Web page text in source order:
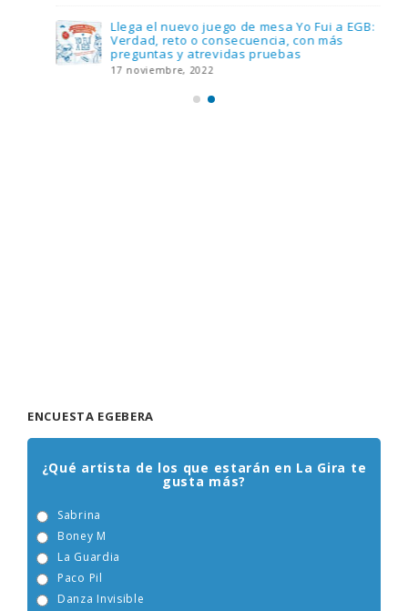
Llega el nuevo juego de mesa Yo Fui a EGB:
Verdad, reto o consecuencia, con más
preguntas y atrevidas pruebas
17 noviembre, 2022
¿Qué artista de los que estarán en La Gira te
gusta más?
Boney M